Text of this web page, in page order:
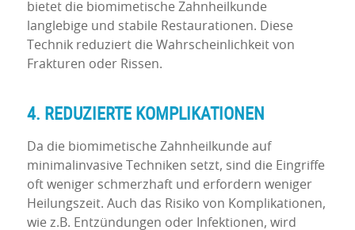
bietet die biomimetische Zahnheilkunde
langlebige und stabile Restaurationen. Diese
Technik reduziert die Wahrscheinlichkeit von
Frakturen oder Rissen.
4. REDUZIERTE KOMPLIKATIONEN
Da die biomimetische Zahnheilkunde auf
minimalinvasive Techniken setzt, sind die Eingriffe
oft weniger schmerzhaft und erfordern weniger
Heilungszeit. Auch das Risiko von Komplikationen,
wie z.B. Entzündungen oder Infektionen, wird